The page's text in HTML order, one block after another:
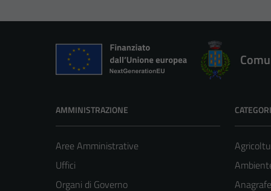
AMMINISTRAZIONE
Aree Amministrative
Uffici
Organi di Governo